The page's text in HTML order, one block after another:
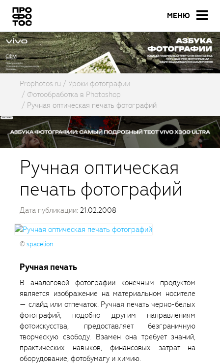
МЕНЮ
Prophotos.ru
Уроки фотографии
Фотообработка в Photoshop
Ручная оптическая печать фотографий
Ручная оптическая
печать фотографий
Дата публикации: 21.02.2008
© spacelion
Ручная печать
В аналоговой фотографии конечным продуктом
является изображение на материальном носителе
— слайд или отпечаток. Ручная печать черно-белых
фотографий, подобно другим направлениям
фотоискусства, предоставляет безграничную
творческую свободу. Взамен она требует знаний,
практических навыков, финансовых затрат на
оборудование, фотобумагу и химию.